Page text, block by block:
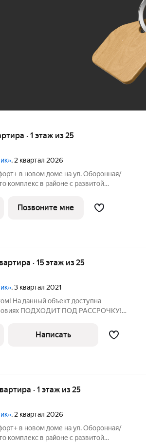
· 1 этаж из 25
, 2 квартал 2026
в новом доме на ул. Оборонная/
с предчистовой отделкой: Ровные
Позвоните мне
· 15 этаж из 25
, 3 квартал 2021
На данный объект доступна
ПОДХОДИТ ПОД РАССРОЧКУ!
жилой комплекс с закрытой
Написать
· 1 этаж из 25
, 2 квартал 2026
в новом доме на ул. Оборонная/